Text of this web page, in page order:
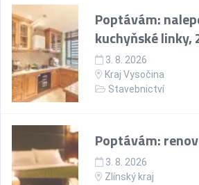
Poptávám:
kuchyňské linky,
3. 8. 2026
Kraj Vysočina
Stavebnictví
Poptávám:
3. 8. 2026
Zlínský kraj